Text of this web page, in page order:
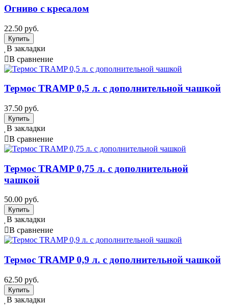
Огниво с кресалом
22.50 руб.
В закладки
В сравнение
Термос TRAMP 0,5 л. с дополнительной чашкой
37.50 руб.
В закладки
В сравнение
Термос TRAMP 0,75 л. с дополнительной
чашкой
50.00 руб.
В закладки
В сравнение
Термос TRAMP 0,9 л. с дополнительной чашкой
62.50 руб.
В закладки